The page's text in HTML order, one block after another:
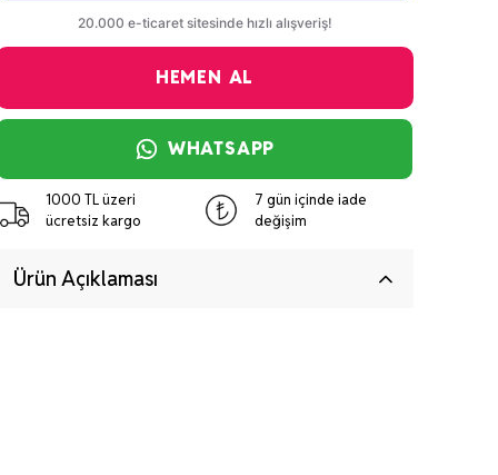
HEMEN AL
WHATSAPP
1000 TL üzeri
ücretsiz kargo
7 gün içinde iade
değişim
Ürün Açıklaması